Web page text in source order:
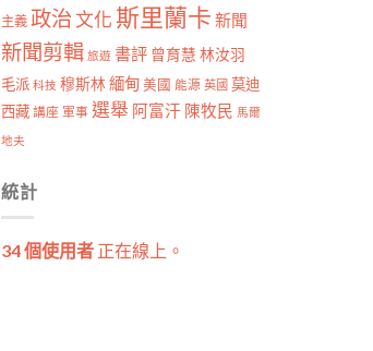
主義 政治文化斯里蘭卡 新聞
新聞剪輯 旅遊 書評 曾育慧 林汝羽
毛派 科技 穆斯林 緬甸 美國 能源 英國 莫迪
西藏 講座 軍事 選舉 阿富汗 陳牧民 馬爾
地夫
統計
34 個使用者 正在線上。